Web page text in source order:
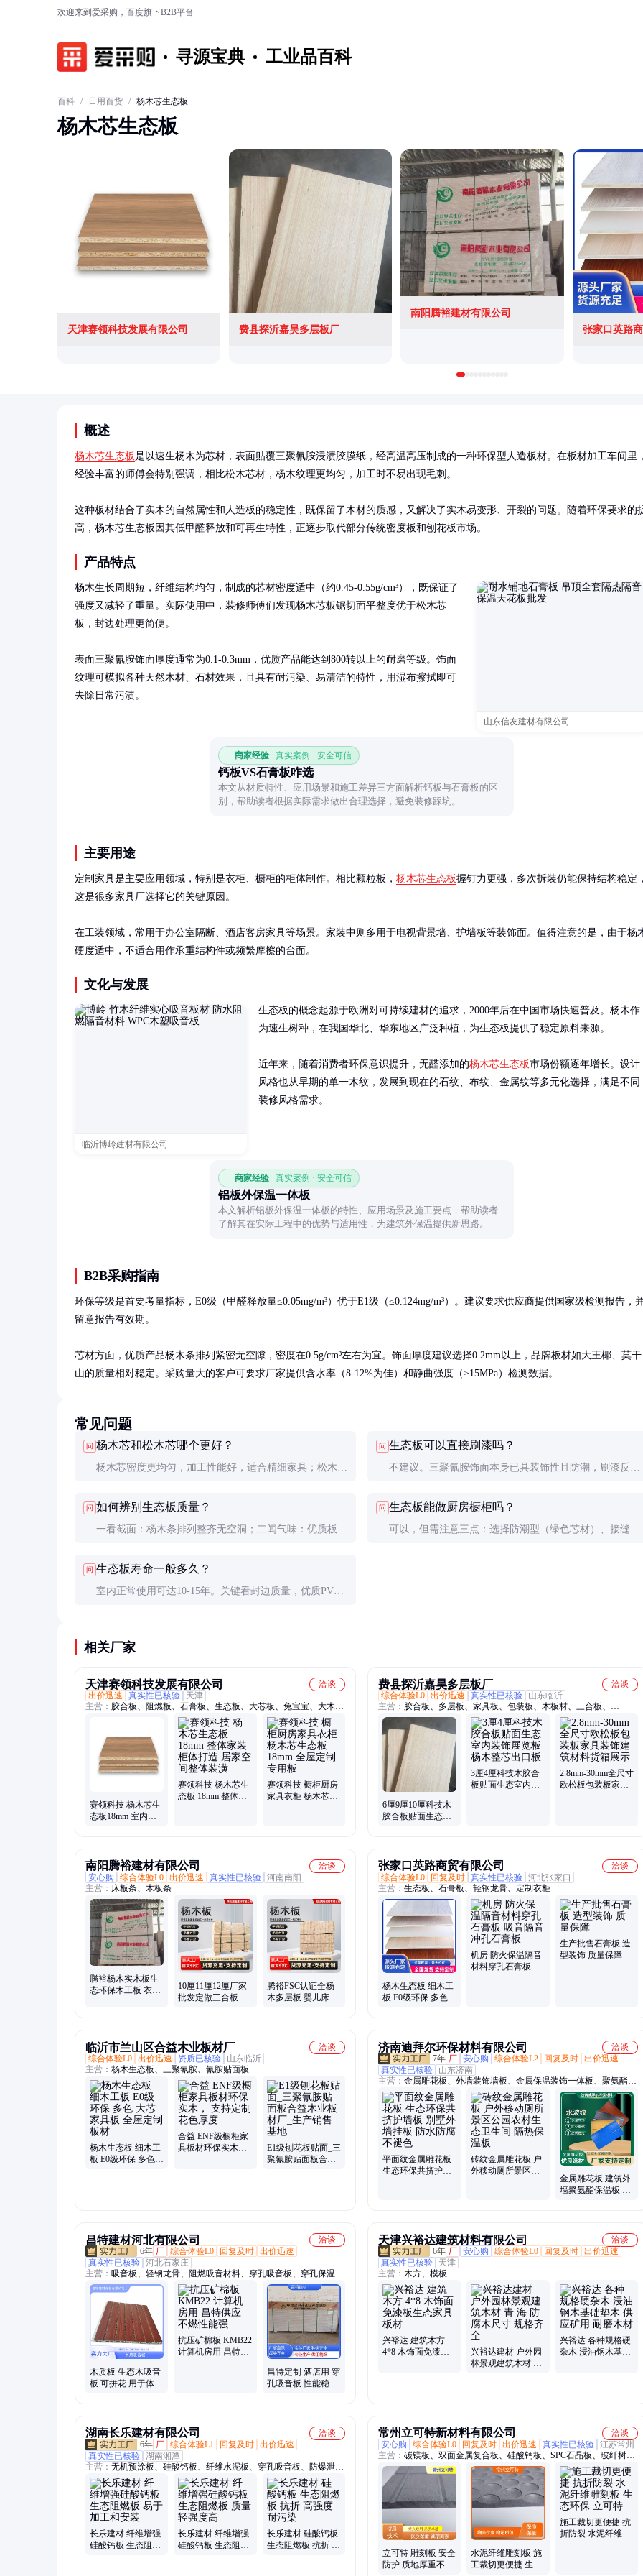
欢迎来到爱采购，百度旗下B2B平台
寻源宝典 工业品百科
百科 / 日用百货 / 杨木芯生态板
杨木芯生态板
天津赛领科技发展有限公司 费县探沂嘉昊多层板厂
南阳腾裕建材有限公司
张家口英路
概述
杨木芯生态板是以速生杨木为芯材，表面贴覆三聚氰胺浸渍胶膜纸，经高温高压制成的一种环保型人造板材。在板材加工车间里
经验丰富的师傅会特别强调，相比松木芯材，杨木纹理更均匀，加工时不易出现毛刺。
这种板材结合了实木的自然属性和人造板的稳定性，既保留了木材的质感，又解决了实木易变形、开裂的问题。随着环保要求的
高，杨木芯生态板因其低甲醛释放和可再生特性，正逐步取代部分传统密度板和刨花板市场。
产品特点
山东信友建材有限公司
杨木生长周期短，纤维结构均匀，制成的芯材密度适中（约0.45-0.55g/cm³），既保证了
强度又减轻了重量。实际使用中，装修师傅们发现杨木芯板锯切面平整度优于松木芯
板，封边处理更简便。
表面三聚氰胺饰面厚度通常为0.1-0.3mm，优质产品能达到800转以上的耐磨等级。饰面
纹理可模拟各种天然木材、石材效果，且具有耐污染、易清洁的特性，用湿布擦拭即可
去除日常污渍。
商家经验 真实案例 · 安全可信
钙板VS石膏板咋选
本文从材质特性、应用场景和施工差异三方面解析钙板与石膏板的区
别，帮助读者根据实际需求做出合理选择，避免装修踩坑。
主要用途
定制家具是主要应用领域，特别是衣柜、橱柜的柜体制作。相比颗粒板， 杨木芯生态板握钉力更强，多次拆装仍能保持结构稳定
这是很多家具厂选择它的关键原因。
在工装领域，常用于办公室隔断、酒店客房家具等场景。家装中则多用于电视背景墙、护墙板等装饰面。值得注意的是，由于杨
硬度适中，不适合用作承重结构件或频繁摩擦的台面。
文化与发展
临沂博岭建材有限公司
生态板的概念起源于欧洲对可持续建材的追求，2000年后在中国市场快速普及。杨木作
为速生树种，在我国华北、华东地区广泛种植，为生态板提供了稳定原料来源。
近年来，随着消费者环保意识提升，无醛添加的杨木芯生态板市场份额逐年增长。设计
风格也从早期的单一木纹，发展到现在的石纹、布纹、金属纹等多元化选择，满足不同
装修风格需求。
商家经验 真实案例 · 安全可信
铝板外保温一体板
本文解析铝板外保温一体板的特性、应用场景及施工要点，帮助读者
了解其在实际工程中的优势与适用性，为建筑外保温提供新思路。
B2B采购指南
环保等级是首要考量指标，E0级（甲醛释放量≤0.05mg/m³）优于E1级（≤0.124mg/m³）。建议要求供应商提供国家级检测报告，
留意报告有效期。
芯材方面，优质产品杨木条排列紧密无空隙，密度在0.5g/cm³左右为宜。饰面厚度建议选择0.2mm以上，品牌板材如大王椰、莫干
山的质量相对稳定。采购量大的客户可要求厂家提供含水率（8-12%为佳）和静曲强度（≥15MPa）检测数据。
常见问题
问 杨木芯和松木芯哪个更好？
杨木芯密度更均匀，加工性能好，适合精细家具；松木芯
松木芯通常贵10-15%。
问 生态板可以直接刷漆吗？
不建议。三聚氰胺饰面本身已具装饰性且防潮，刷漆反而
板。
问 如何辨别生态板质量？
一看截面：杨木条排列整齐无空洞；二闻气味：优质板只
痕；四查标识：正规产品有清晰环保等级标注。
问 生态板能做厨房橱柜吗？
可以，但需注意三点：选择防潮型（绿色芯材）、接缝处
问 生态板寿命一般多久？
室内正常使用可达10-15年。关键看封边质量，优质PVC
相关厂家
天津赛领科技发展有限公司
洽谈
出价迅速
真实性已核验
天津
主营： 胶合板、阻燃板、石膏板、生态板、大芯板、兔宝宝、大木
板、木板材、家具板、模板细工、木工板材、多层定制、家具木板、
防腐木板、细工木板、集成材板、墙体板材、壁柜板材、木材木板、
人造板材、环保板材、红橡集成材、泡沫保温板、松木集成材、石膏
防火板
赛领科技 杨木芯生
态板18mm 室内柜
赛领科技 杨木芯生
态板 18mm 整体家
赛领科技 橱柜厨房
家具衣柜 杨木芯生
费县探沂嘉昊多层板厂
洽谈
综合体验L0 出价迅速 真实性已核验
山东临沂
主营： 胶合板、多层板、家具板、包装板、木板材、三合板、
6mm9mm18mm、装饰板材、多层桦木板
6厘9厘10厘科技木
胶合板贴面生态板
3厘4厘科技木胶合
板贴面生态室内装
2.8mm-30mm全尺寸
欧松板包装板家具
南阳腾裕建材有限公司
洽谈
安心购
综合体验L0 出价迅速 真实性已核验 河南南阳
主营： 床板条、木板条
腾裕杨木实木板生
态环保木工板 衣柜
10厘11厘12厘厂家
批发定做三合板 五
腾裕FSC认证全杨
木多层板 婴儿床板
张家口英路商贸有限公司
洽谈
综合体验L0
回复及时 真实性已核验 河北张家口
主营： 生态板、石膏板、轻钢龙骨、定制衣柜
杨木生态板 细木工
板 E0级环保 多色
机房 防火保温隔音
材料穿孔石膏板 吸
生产批售石膏板 造
型装饰 质量保障
临沂市兰山区合益木业板材厂
洽谈
综合体验L0 出价迅速 资质已核验
山东临沂
主营： 杨木生态板、三聚氰胺、氰胺贴面板
杨木生态板 细木工
板 E0级环保 多色
合益 ENF级橱柜家
具板材环保实木，
E1级刨花板贴面_三
聚氰胺贴面板合益
济南迪拜尔环保材料有限公司
洽谈
7年 厂 安心购 综合体验L2 回复及时 出价迅速
真实性已核验
山东济南
主营： 金属雕花板、外墙装饰墙板、金属保温装饰一体板、聚氨酯保
温装饰一体板、外墙金属雕花板、外墙保温装饰板、金属雕花板岗
亭、保温一体化板、保温装饰金属雕花板、保温装饰一体板、金属雕
花保温板、轻钢别墅、金属压花板、金属雕花板房、移动厕所、活动
房外墙板、轻钢别墅墙板、轻钢别墅外墙板、活动房、活动房外墙装
饰板
平面纹金属雕花板
生态环保共挤护墙
砖纹金属雕花板 户
外移动厕所景区公
金属雕花板 建筑外
墙聚氨酯保温板 保
昌特建材河北有限公司
洽谈
6年 厂 综合体验L0 回复及时 出价迅速
真实性已核验 河北石家庄
主营： 吸音板、轻钢龙骨、阻燃吸音材料、穿孔吸音板、穿孔保温吸
音板、复合工程装饰板、阻燃孔板、穿孔吸声天花板、体育馆棚顶隔
音板、阻燃陶铝隔音板、穿孔影院隔音墙、穿孔吸音铝扣板、冲孔石
膏板、碳酸钙复合板、穿孔隔音吸音板、保温冲孔板、穿孔预涂石膏
板、办公室吊顶材料、保温装饰一体板、墙面用阻燃孔板、硅酸钙冲
孔复合板、屋面隔音板材、纤维状石膏板、穿孔吸音板墙、机房穿孔
复合吸音板
木质板 生态木吸音
板 可拼花 用于体育
抗压矿棉板 KMB22
计算机房用 昌特供
昌特定制 酒店用 穿
孔吸音板 性能稳定
天津兴裕达建筑材料有限公司
洽谈
6年 厂 安心购 综合体验L0 回复及时 出价迅速
真实性已核验
天津
主营： 木方、模板
兴裕达 建筑木方
4*8 木饰面免漆板
兴裕达建材 户外园
林景观建筑木材 青
兴裕达 各种规格硬
杂木 浸油钢木基础
湖南长乐建材有限公司
洽谈
6年 厂 综合体验L1 回复及时 出价迅速
真实性已核验 湖南湘潭
主营： 无机预涂板、硅酸钙板、纤维水泥板、穿孔吸音板、防爆泄压
板、吊顶天花板、吊顶压花板、隧道钢钙板、硅酸盐防火板、水泥外
墙挂板、洁净板、冰火板、硅晶板
长乐建材 纤维增强
硅酸钙板 生态阻燃
长乐建材 纤维增强
硅酸钙板 生态阻燃
长乐建材 硅酸钙板
生态阻燃板 抗折 高
常州立可特新材料有限公司
洽谈
安心购
综合体验L0 回复及时 出价迅速 真实性已核验 江苏常州
主营： 碳镁板、双面金属复合板、硅酸钙板、SPC石晶板、玻纤树脂
板、树脂板、树脂门、三防板、家具板
立可特 雕刻板 安全
防护 质地厚重不易
水泥纤维雕刻板 施
工裁切更便捷 生态
施工裁切更便捷 抗
折防裂 水泥纤维雕